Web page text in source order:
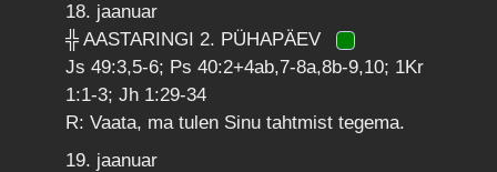
18. jaanuar
╬ AASTARINGI 2. PÜHAPÄEV
Js 49:3,5-6; Ps 40:2+4ab,7-8a,8b-9,10; 1Kr
1:1-3; Jh 1:29-34
R: Vaata, ma tulen Sinu tahtmist tegema.
19. jaanuar